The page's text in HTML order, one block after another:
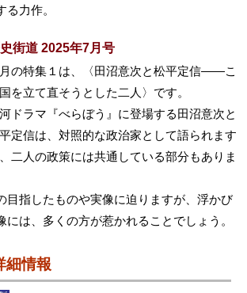
力作。
街道 2025年7月号
の特集１は、〈田沼意次と松平定信――こ
を立て直そうとした二人〉です。
ドラマ『べらぼう』に登場する田沼意次と
定信は、対照的な政治家として語られます
二人の政策には共通している部分もありま
目指したものや実像に迫りますが、浮かび
には、多くの方が惹かれることでしょう。
細情報